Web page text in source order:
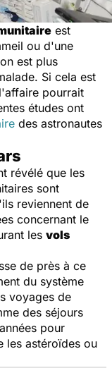
est
ou d'une
est plus
Si cela est
pourrait
études ont
des astronautes
révélé que les
sont
reviennent de
concernant le
les vols
de près à ce
du système
voyages de
des séjours
pour
les astéroïdes ou